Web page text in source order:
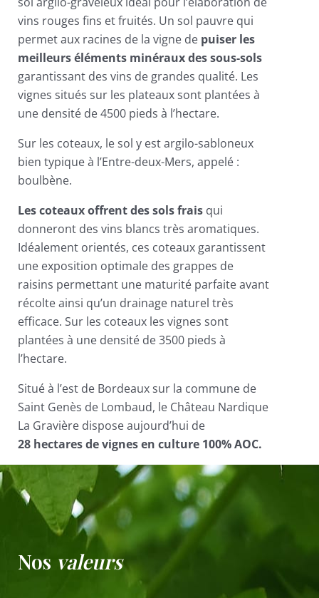
vins rouges fins et fruités. Un sol pauvre qui
permet aux racines de la vigne de puiser les
meilleurs éléments minéraux des sous-sols
garantissant des vins de grandes qualité. Les
vignes situés sur les plateaux sont plantées à
une densité de 4500 pieds à l’hectare.
Sur les coteaux, le sol y est argilo-sabloneux
bien typique à l’Entre-deux-Mers, appelé :
boulbène.
Les coteaux offrent des sols frais qui
donneront des vins blancs très aromatiques.
Idéalement orientés, ces coteaux garantissent
une exposition optimale des grappes de
raisins permettant une maturité parfaite avant
récolte ainsi qu’un drainage naturel très
efficace. Sur les coteaux les vignes sont
plantées à une densité de 3500 pieds à
l’hectare.
Situé à l’est de Bordeaux sur la commune de
Saint Genès de Lombaud, le Château Nardique
La Gravière dispose aujourd’hui de
28 hectares de vignes en culture 100% AOC.
Nos valeurs